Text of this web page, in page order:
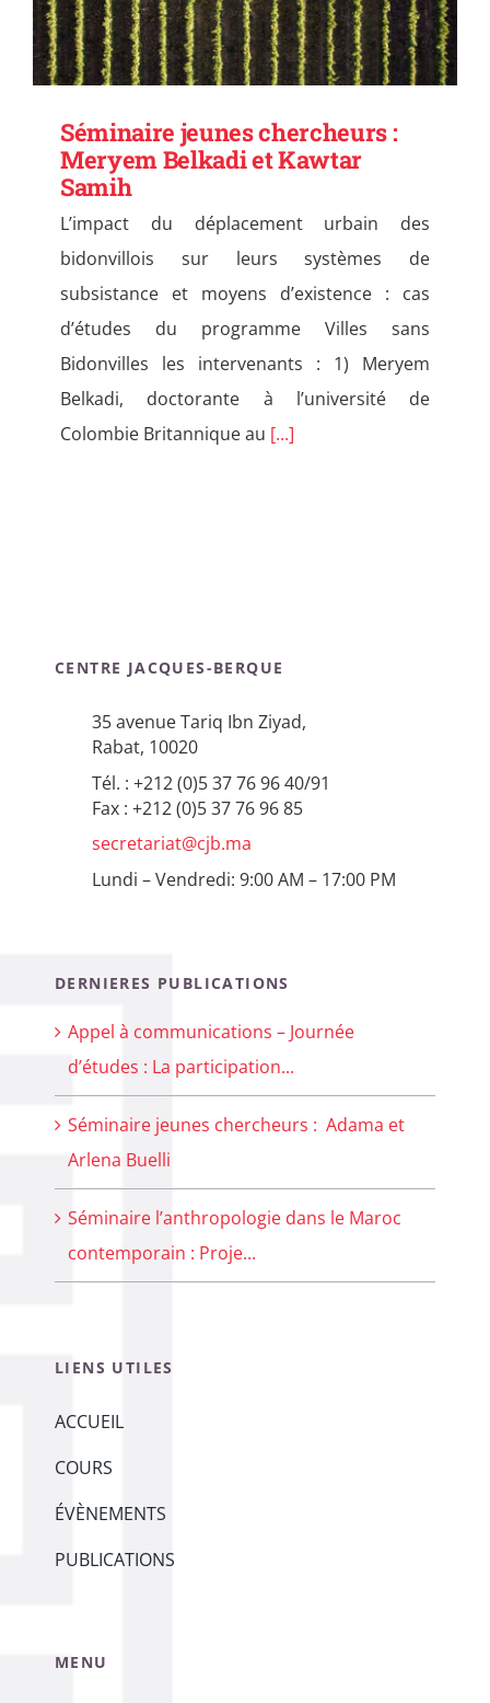
Séminaire jeunes chercheurs :
Meryem Belkadi et Kawtar
Samih
L’impact du déplacement urbain des
bidonvillois sur leurs systèmes de
subsistance et moyens d’existence : cas
d’études du programme Villes sans
Bidonvilles les intervenants : 1) Meryem
Belkadi, doctorante à l’université de
Colombie Britannique au [...]
CENTRE JACQUES-BERQUE
35 avenue Tariq Ibn Ziyad,
Rabat, 10020
Tél. : +212 (0)5 37 76 96 40/91
Fax : +212 (0)5 37 76 96 85
secretariat@cjb.ma
Lundi – Vendredi: 9:00 AM – 17:00 PM
DERNIERES PUBLICATIONS
Appel à communications – Journée
d’études : La participation...
Séminaire jeunes chercheurs : Adama et
Arlena Buelli
Séminaire l’anthropologie dans le Maroc
contemporain : Proje...
LIENS UTILES
ACCUEIL
COURS
ÉVÈNEMENTS
PUBLICATIONS
MENU